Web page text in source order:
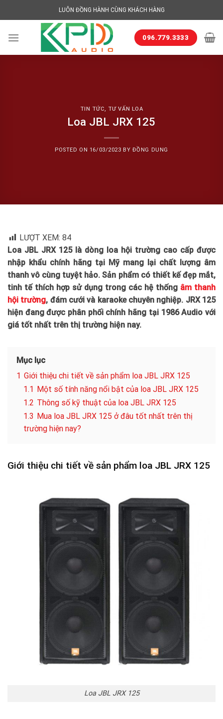
to
LUÔN ĐỒNG HÀNH CÙNG KHÁCH HÀNG
096.779.3333
TIN TỨC, TƯ VẤN LOA
Loa JBL JRX 125
POSTED ON 16/03/2023 BY ĐỒNG DUNG
LƯỢT XEM: 84
Loa JBL JRX 125 là dòng loa hội trường cao cấp được
nhập khẩu chính hãng tại Mỹ mang lại chất lượng âm
thanh vô cùng tuyệt hảo. Sản phẩm có thiết kế đẹp mắt,
tinh tế thích hợp sử dụng trong các hệ thống âm thanh
hội trường, đám cưới và karaoke chuyên nghiệp. JRX 125
hiện đang được phân phối chính hãng tại 1986 Audio với
giá tốt nhất trên thị trường hiện nay.
Mục lục
1 Giới thiệu chi tiết về sản phẩm loa JBL JRX 125
1.1 Một số tính năng nổi bật của loa JBL JRX 125
1.2 Thông số kỹ thuật của loa JBL JRX 125
1.3 Mua loa JBL JRX 125 ở đâu tốt nhất trên thị
trường hiện nay?
Giới thiệu chi tiết về sản phẩm loa JBL JRX 125
Loa JBL JRX 125